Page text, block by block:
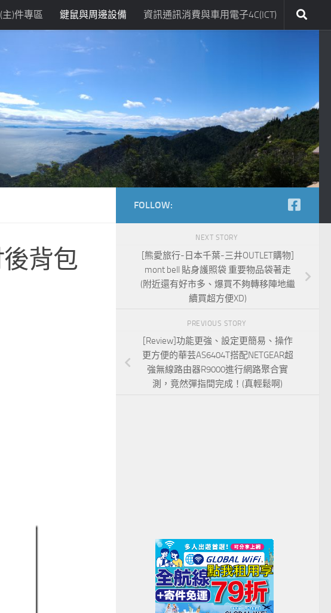
主)件專區 鍵鼠與周邊設備 資訊通訊消費與車用電子4C(ICT)
後背包
FOLLOW:
NEXT STORY
[熊愛旅行-日本千葉-三井OUTLET購物]
mont bell 貼身護照袋 重要物品袋著走
(附近還有好市多、爆買不夠轉移陣地繼
續買超方便XD)
PREVIOUS STORY
[Review]功能更強、設定更簡易、操作
更方便的華芸AS6404T搭配NETGEAR超
強無線路由器R9000進行網路聚合實
測，竟然彈指間完成！(真輕鬆啊)